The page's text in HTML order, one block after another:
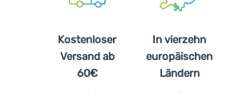
Kostenloser
Versand ab
60€
In vierzehn
europäischen
Ländern